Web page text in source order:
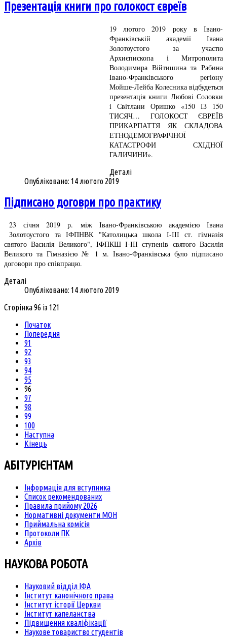
Презентація книги про голокост євреїв
19 лютого 2019 року в Івано-
Франківській академії Івана
Золотоустого за участю
Архиєпископа і Митрополита
Володимира Війтишина та Рабина
Івано-Франківського регіону
Мойше-Лейба Колесника відбудеться
презентація книги Любові Соловки
і Світлани Оришко «150 ІЗ 150
ТИСЯЧ… ГОЛОКОСТ ЄВРЕЇВ
ПРИКАРПАТТЯ ЯК СКЛАДОВА
ЕТНОДЕМОГРАФІЧНОЇ
КАТАСТРОФИ СХІДНОЇ
ГАЛИЧИНИ».
Деталі
Опубліковано: 14 лютого 2019
Підписано договри про практику
23 січня 2019 р. між Івано-Франківською академією Івана
Золотоустого та ІФПНВК "Католицька школа І-ІІІ ст. гімназія
святого Василія Великого", ІФПКШ І-ІІІ ступенів святого Василія
Великого та Гімназією № 1 м. Івано-Франківська було підписано
договори про співпрацю.
Деталі
Опубліковано: 14 лютого 2019
Сторінка 96 із 121
Початок
Попередня
91
92
93
94
95
96
97
98
99
100
Наступна
Кінець
АБІТУРІЄНТАМ
Інформація для вступника
Список рекомендованих
Правила прийому 2026
Нормативні документи МОН
Приймальна комісія
Протоколи ПК
Архів
НАУКОВА РОБОТА
Науковий відділ ІФА
Інститут канонічного права
Інститут історії Церкви
Інститут капеланства
Підвищення кваліфікації
Наукове товариство студентів